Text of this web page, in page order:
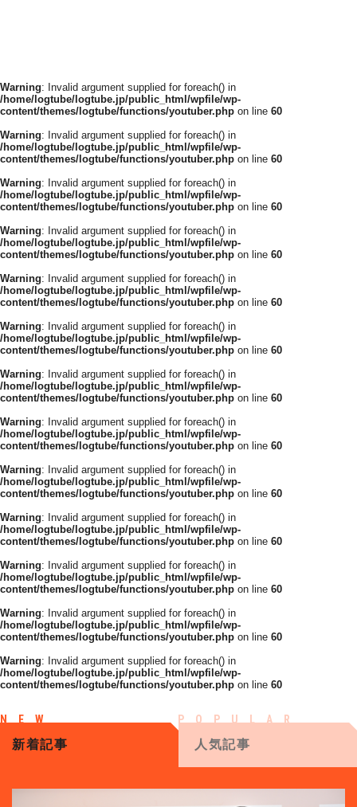
Warning: Invalid argument supplied for foreach() in
/home/logtube/logtube.jp/public_html/wpfile/wp-
content/themes/logtube/functions/youtuber.php on line 60
Warning: Invalid argument supplied for foreach() in
/home/logtube/logtube.jp/public_html/wpfile/wp-
content/themes/logtube/functions/youtuber.php on line 60
Warning: Invalid argument supplied for foreach() in
/home/logtube/logtube.jp/public_html/wpfile/wp-
content/themes/logtube/functions/youtuber.php on line 60
Warning: Invalid argument supplied for foreach() in
/home/logtube/logtube.jp/public_html/wpfile/wp-
content/themes/logtube/functions/youtuber.php on line 60
Warning: Invalid argument supplied for foreach() in
/home/logtube/logtube.jp/public_html/wpfile/wp-
content/themes/logtube/functions/youtuber.php on line 60
Warning: Invalid argument supplied for foreach() in
/home/logtube/logtube.jp/public_html/wpfile/wp-
content/themes/logtube/functions/youtuber.php on line 60
Warning: Invalid argument supplied for foreach() in
/home/logtube/logtube.jp/public_html/wpfile/wp-
content/themes/logtube/functions/youtuber.php on line 60
Warning: Invalid argument supplied for foreach() in
/home/logtube/logtube.jp/public_html/wpfile/wp-
content/themes/logtube/functions/youtuber.php on line 60
Warning: Invalid argument supplied for foreach() in
/home/logtube/logtube.jp/public_html/wpfile/wp-
content/themes/logtube/functions/youtuber.php on line 60
Warning: Invalid argument supplied for foreach() in
/home/logtube/logtube.jp/public_html/wpfile/wp-
content/themes/logtube/functions/youtuber.php on line 60
Warning: Invalid argument supplied for foreach() in
/home/logtube/logtube.jp/public_html/wpfile/wp-
content/themes/logtube/functions/youtuber.php on line 60
Warning: Invalid argument supplied for foreach() in
/home/logtube/logtube.jp/public_html/wpfile/wp-
content/themes/logtube/functions/youtuber.php on line 60
Warning: Invalid argument supplied for foreach() in
/home/logtube/logtube.jp/public_html/wpfile/wp-
content/themes/logtube/functions/youtuber.php on line 60
新着記事 人気記事